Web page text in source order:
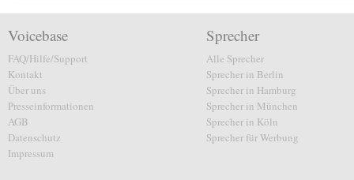
Voicebase
FAQ/Hilfe/Support
Kontakt
Über uns
Presseinformationen
AGB
Datenschutz
Impressum
Sprecher
Alle Sprecher
Sprecher in Berlin
Sprecher in Hamburg
Sprecher in München
Sprecher in Köln
Sprecher für Werbung